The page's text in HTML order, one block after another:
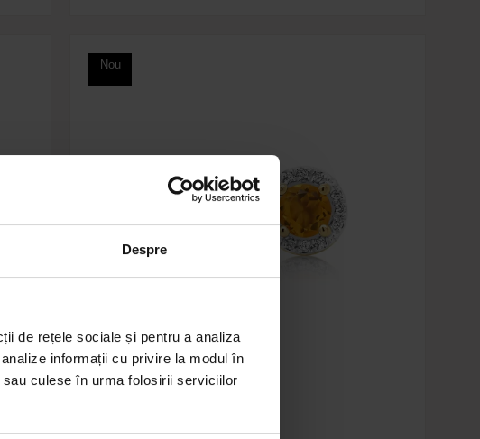
Despre
de rețele sociale și pentru a analiza
informații cu privire la modul în
culese în urma folosirii serviciilor
Nou